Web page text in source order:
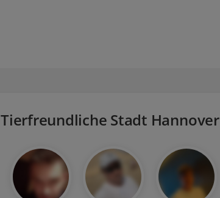
Tierfreundliche Stadt Hannover